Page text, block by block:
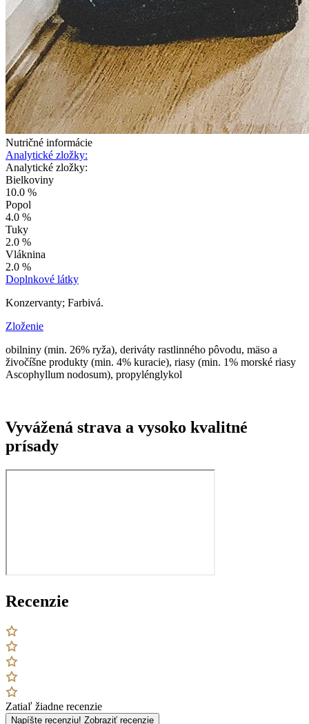
Nutričné informácie
Analytické zložky:
Analytické zložky:
Bielkoviny
10.0 %
Popol
4.0 %
Tuky
2.0 %
Vláknina
2.0 %
Doplnkové látky
Konzervanty; Farbivá.
Zloženie
obilniny (min. 26% ryža), deriváty rastlinného pôvodu, mäso a
živočíšne produkty (min. 4% kuracie), riasy (min. 1% morské riasy
Ascophyllum nodosum), propylénglykol
Vyvážená strava a vysoko kvalitné
prísady
Recenzie
Zatiaľ žiadne recenzie
Napíšte recenziu! Zobraziť recenzie